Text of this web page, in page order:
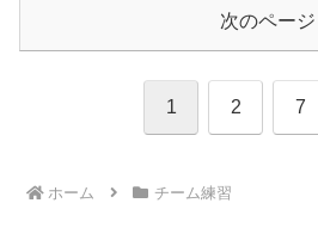
次のページ
1 2 7
ホーム チーム練習